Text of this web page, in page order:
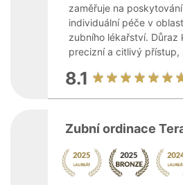
zaměřuje na
individuální péče v
zubního lékařství. Důraz
precizní a citlivý přístup,
8.1
Zubní ordinace